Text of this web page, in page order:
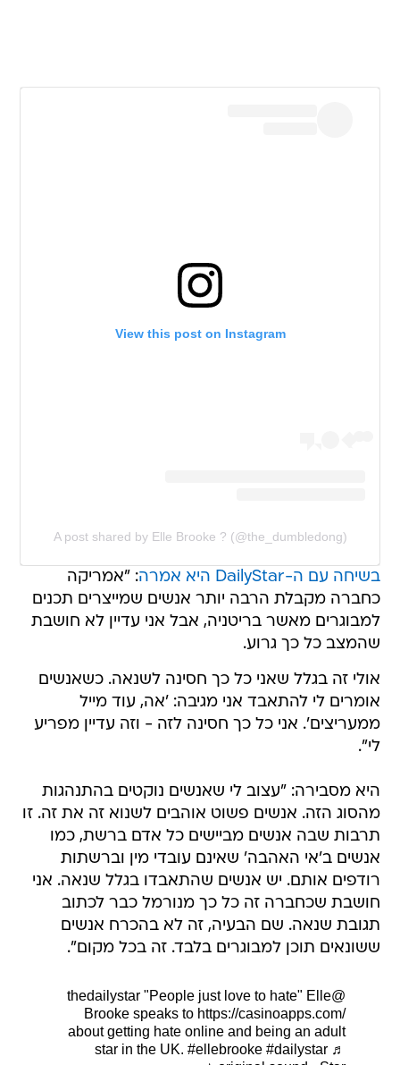
View this post on Instagram
A post shared by Elle Brooke ? (@the_dumbledong)
בשיחה עם ה-DailyStar היא אמרה
: "אמריקה
כחברה מקבלת הרבה יותר אנשים שמייצרים תכנים
למבוגרים מאשר בריטניה, אבל אני עדיין לא חושבת
שהמצב כל כך גרוע.
אולי זה בגלל שאני כל כך חסינה לשנאה. כשאנשים
אומרים לי להתאבד אני מגיבה: 'אה, עוד מייל
ממעריצים'. אני כל כך חסינה לזה - וזה עדיין מפריע
לי".
היא מסבירה: "עצוב לי שאנשים נוקטים בהתנהגות
מהסוג הזה. אנשים פשוט אוהבים לשנוא זה את זה. זו
תרבות שבה אנשים מביישים כל אדם ברשת, כמו
אנשים ב'אי האהבה' שאינם עובדי מין וברשתות
רודפים אותם. יש אנשים שהתאבדו בגלל שנאה. אני
חושבת שכחברה זה כל כך מנורמל כבר לכתוב
תגובת שנאה. שם הבעיה, זה לא בהכרח אנשים
ששונאים תוכן למבוגרים בלבד. זה בכל מקום".
@thedailystar
"People just love to hate" Elle
Brooke speaks to https://casinoapps.com/
about getting hate online and being an adult
star in the UK. #ellebrooke #dailystar ♬